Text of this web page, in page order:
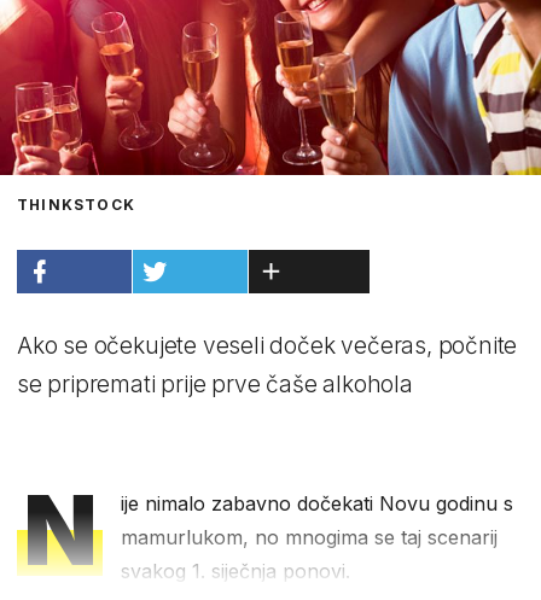
THINKSTOCK
Ako se očekujete veseli doček večeras, počnite
se pripremati prije prve čaše alkohola
N
ije nimalo zabavno dočekati Novu godinu s
mamurlukom, no mnogima se taj scenarij
svakog 1. siječnja ponovi.